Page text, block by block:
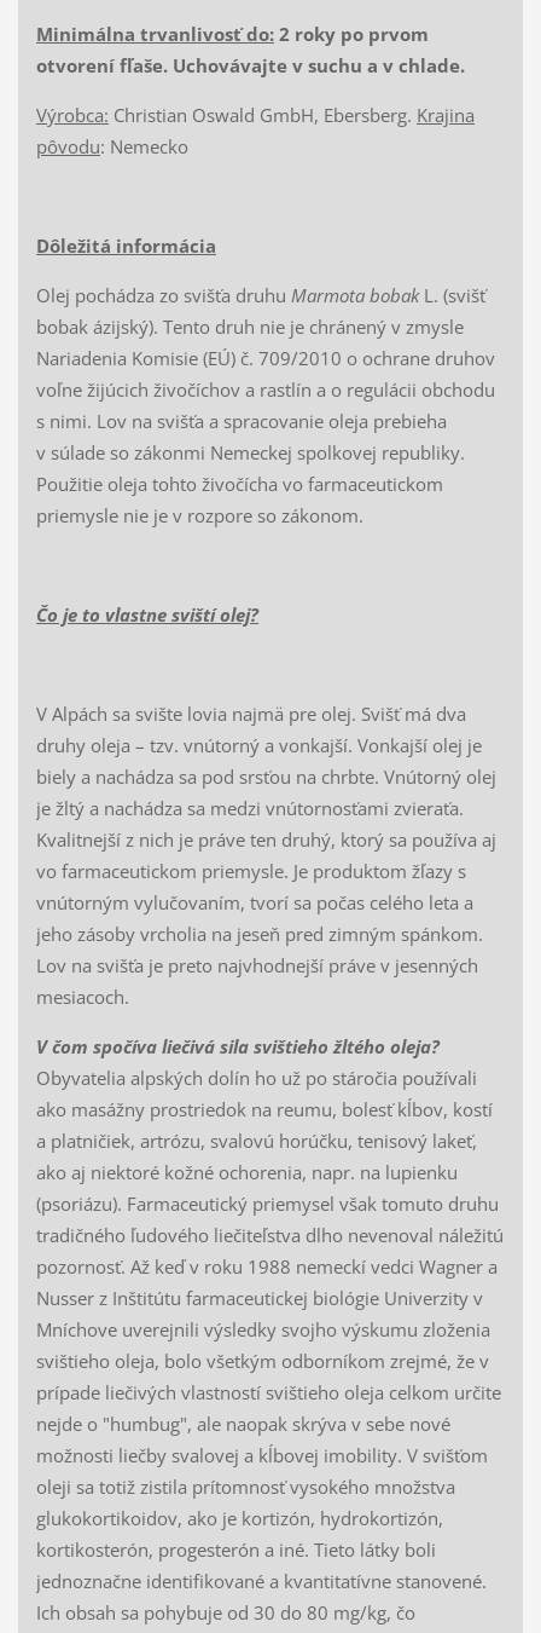
Minimálna trvanlivosť do:2 roky po prvom
otvorení fľaše. Uchovávajte v suchu a v chlade.
Výrobca: Christian Oswald GmbH, Ebersberg. Krajina
pôvodu: Nemecko
Dôležitá informácia
Olej pochádza zo svišťa druhu Marmota bobakL. (svišť
bobak ázijský). Tento druh nie je chránený v zmysle
Nariadenia Komisie (EÚ) č. 709/2010 o ochrane druhov
voľne žijúcich živočíchov a rastlín a o regulácii obchodu
s nimi. Lov na svišťa a spracovanie oleja prebieha
v súlade so zákonmi Nemeckej spolkovej republiky.
Použitie oleja tohto živočícha vo farmaceutickom
priemysle nie je v rozpore so zákonom.
Čo je to vlastne sviští olej?
V Alpách sa svište lovia najmä pre olej. Svišť má dva
druhy oleja – tzv. vnútorný a vonkajší. Vonkajší olej je
biely a nachádza sa pod srsťou na chrbte. Vnútorný olej
je žltý a nachádza sa medzi vnútornosťami zvieraťa.
Kvalitnejší z nich je práve ten druhý, ktorý sa používa aj
vo farmaceutickom priemysle. Je produktom žľazy s
vnútorným vylučovaním, tvorí sa počas celého leta a
jeho zásoby vrcholia na jeseň pred zimným spánkom.
Lov na svišťa je preto najvhodnejší práve v jesenných
mesiacoch.
V čom spočíva liečivá sila svištieho žltého oleja?
Obyvatelia alpských dolín ho už po stáročia používali
ako masážny prostriedok na reumu, bolesť kĺbov, kostí
a platničiek, artrózu, svalovú horúčku, tenisový lakeť,
ako aj niektoré kožné ochorenia, napr. na lupienku
(psoriázu). Farmaceutický priemysel však tomuto druhu
tradičného ľudového liečiteľstva dlho nevenoval náležitú
pozornosť. Až keď v roku 1988 nemeckí vedci Wagner a
Nusser z Inštitútu farmaceutickej biológie Univerzity v
Mníchove uverejnili výsledky svojho výskumu zloženia
svištieho oleja, bolo všetkým odborníkom zrejmé, že v
prípade liečivých vlastností svištieho oleja celkom určite
nejde o "humbug", ale naopak skrýva v sebe nové
možnosti liečby svalovej a kĺbovej imobility. V svišťom
oleji sa totiž zistila prítomnosť vysokého množstva
glukokortikoidov, ako je kortizón, hydrokortizón,
kortikosterón, progesterón a iné. Tieto látky boli
jednoznačne identifikované a kvantitatívne stanovené.
Ich obsah sa pohybuje od 30 do 80 mg/kg, čo